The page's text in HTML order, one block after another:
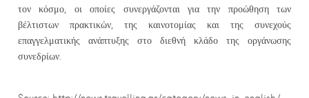
τον κόσμο, οι οποίες συνεργάζονται για την προώθηση των
βέλτιστων πρακτικών, της καινοτομίας και της συνεχούς
επαγγελματικής ανάπτυξης στο διεθνή κλάδο της οργάνωσης
συνεδρίων.